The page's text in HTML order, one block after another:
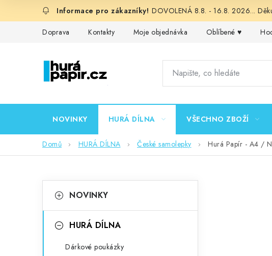
DOVOLENÁ 8.8. - 16.8. 2026...
Doprava Kontakty Moje objednávka Oblíbené ♥️
NOVINKY HURÁ DÍLNA VŠECHNO ZBOŽÍ
Domů HURÁ DÍLNA České samolepky Hurá Papír - A4 /
okategorie
a
NOVINKY
HURÁ DÍLNA
Dárkové poukázky